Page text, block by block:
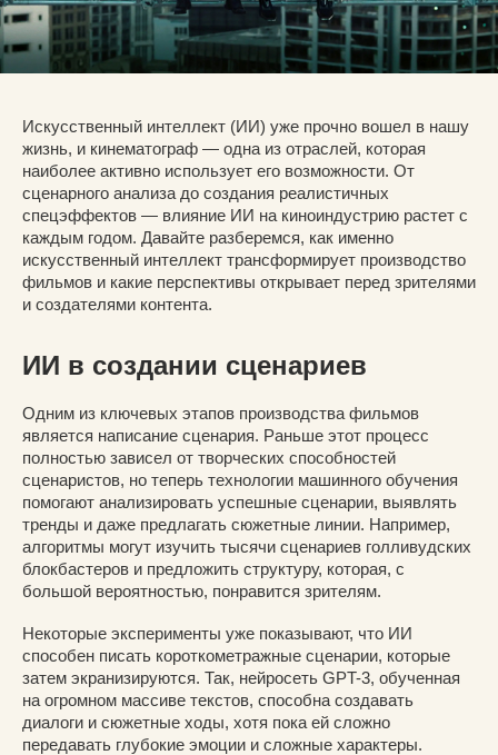
Искусственный интеллект (ИИ) уже прочно вошел в нашу
жизнь, и кинематограф — одна из отраслей, которая
наиболее активно использует его возможности. От
сценарного анализа до создания реалистичных
спецэффектов — влияние ИИ на киноиндустрию растет с
каждым годом. Давайте разберемся, как именно
искусственный интеллект трансформирует производство
фильмов и какие перспективы открывает перед зрителями
и создателями контента.
ИИ в создании сценариев
Одним из ключевых этапов производства фильмов
является написание сценария. Раньше этот процесс
полностью зависел от творческих способностей
сценаристов, но теперь технологии машинного обучения
помогают анализировать успешные сценарии, выявлять
тренды и даже предлагать сюжетные линии. Например,
алгоритмы могут изучить тысячи сценариев голливудских
блокбастеров и предложить структуру, которая, с
большой вероятностью, понравится зрителям.
Некоторые эксперименты уже показывают, что ИИ
способен писать короткометражные сценарии, которые
затем экранизируются. Так, нейросеть GPT-3, обученная
на огромном массиве текстов, способна создавать
диалоги и сюжетные ходы, хотя пока ей сложно
передавать глубокие эмоции и сложные характеры.